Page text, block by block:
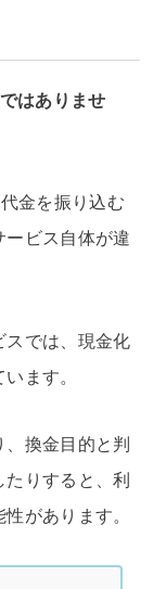
はありませ
金を振り込む
ービス自体が違
スでは、現金化
ます。
換金目的と判
りすると、利
があります。